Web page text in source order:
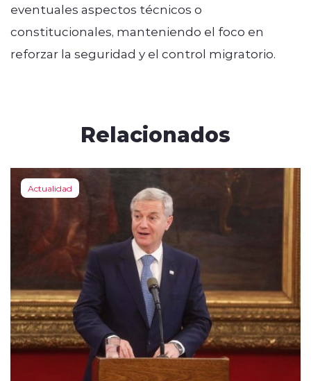
eventuales aspectos técnicos o
constitucionales, manteniendo el foco en
reforzar la seguridad y el control migratorio.
Relacionados
Actualidad